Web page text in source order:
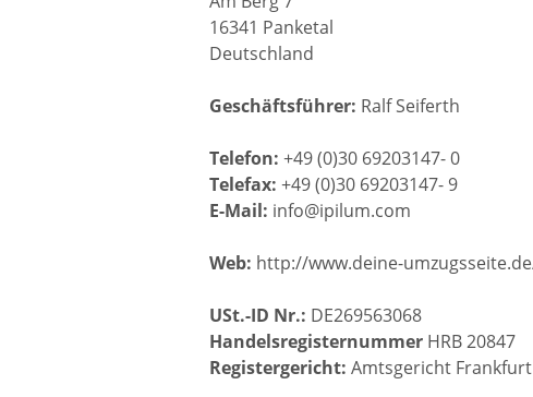
16341 Panketal
Deutschland
Geschäftsführer: Ralf Seiferth
Telefon: +49 (0)30 69203147- 0
Telefax: +49 (0)30 69203147- 9
E-Mail: info@ipilum.com
Web: http://www.deine-
USt.-ID Nr.: DE269563068
Handelsregisternummer HRB 20847
Registergericht: Amtsgericht